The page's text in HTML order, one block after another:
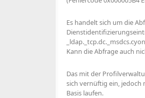
Es handelt sich um die
Kann die Abfrage auch
Das mit der
sich vernüftig ein, jedoch
Basis laufen.